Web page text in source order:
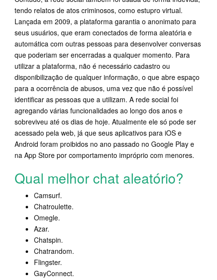
tendo relatos de atos criminosos, como estupro virtual.
Lançada em 2009, a plataforma garantia o anonimato para
seus usuários, que eram conectados de forma aleatória e
automática com outras pessoas para desenvolver conversas
que poderiam ser encerradas a qualquer momento. Para
utilizar a plataforma, não é necessário cadastro ou
disponibilização de qualquer informação, o que abre espaço
para a ocorrência de abusos, uma vez que não é possível
identificar as pessoas que a utilizam. A rede social foi
agregando várias funcionalidades ao longo dos anos e
sobreviveu até os dias de hoje. Atualmente ele só pode ser
acessado pela web, já que seus aplicativos para iOS e
Android foram proibidos no ano passado no Google Play e
na App Store por comportamento impróprio com menores.
Qual melhor chat aleatório?
Camsurf.
Chatroulette.
Omegle.
Azar.
Chatspin.
Chatrandom.
Flingster.
GayConnect.